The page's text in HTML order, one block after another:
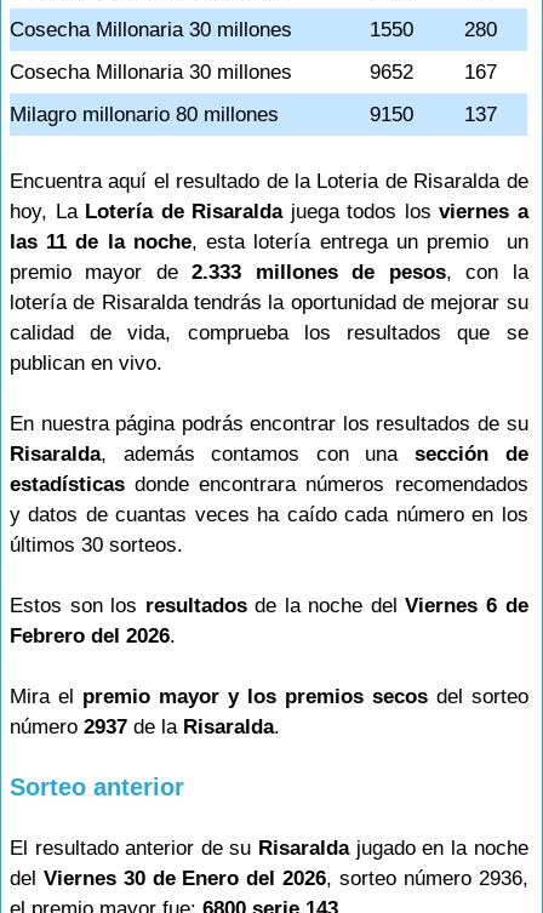
Cosecha Millonaria 30 millones
1550
280
Cosecha Millonaria 30 millones
9652
167
Milagro millonario 80 millones
9150 137
Encuentra aquí el resultado de la Loteria de Risaralda de
hoy, La Lotería de Risaraldajuega todos losviernes a
las 11 de la noche, esta lotería entrega un premio un
premio mayor de2.333 millones de pesos, con la
lotería de Risaralda tendrás la oportunidad de mejorar su
calidad de vida, comprueba los resultados que se
publican en vivo.
En nuestra página podrás encontrar los resultados de su
Risaralda, además contamos con una sección de
estadísticas donde encontrara números recomendados
y datos de cuantas veces ha caído cada número en los
últimos 30 sorteos.
Estos son los resultadosde la noche delViernes 6 de
Febrero del 2026.
Mira el premio mayor y los premios secosdel sorteo
número 2937 de la Risaralda.
Sorteo anterior
El resultado anterior de su Risaraldajugado en la noche
del Viernes 30 de Enero del 2026, sorteo número 2936,